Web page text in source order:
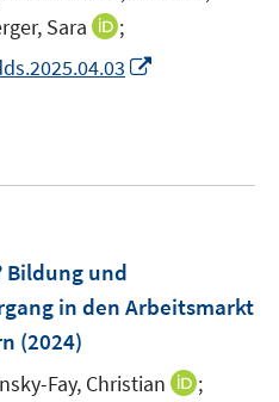
Sara
I
n
n
s
e
;
u
n
t
Bildung und
in den Arbeitsmarkt
(2024)
Fay, Christian
I;